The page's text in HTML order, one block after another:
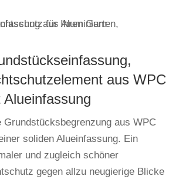
aus WPC
Alueinfassung
Grundstücksbegrenzung aus WPC
soliden Alueinfassung. Ein
und zugleich schöner
gegen allzu neugierige Blicke